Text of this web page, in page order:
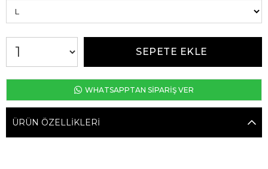
WHATSAPPTAN SİPARİŞ VER
ÜRÜN ÖZELLIKLERI